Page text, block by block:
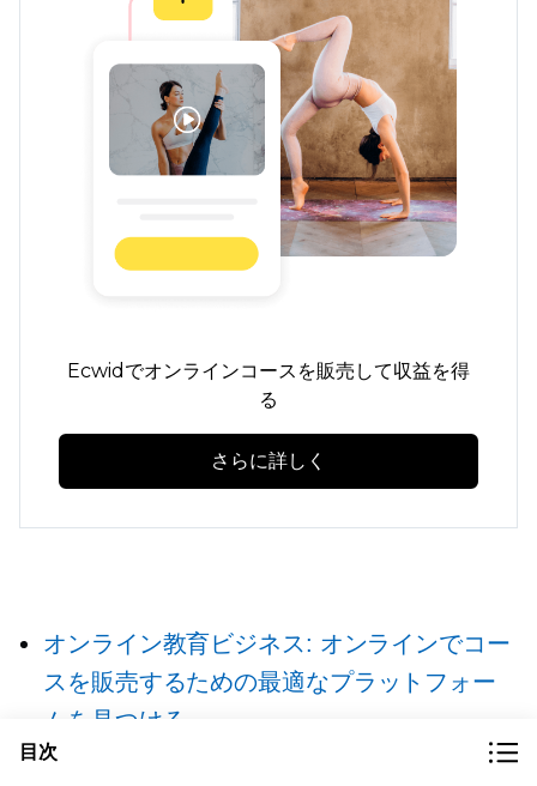
Ecwidでオンラインコースを販売して収益を得
る
さらに詳しく
オンライン教育ビジネス: オンラインでコー
スを販売するための最適なプラットフォー
ムを見つける
収益を増やすためのオンラインコースの作
目次